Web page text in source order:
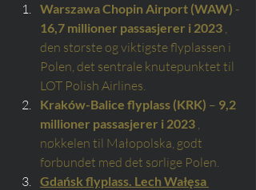
Warszawa Chopin Airport (WAW) -
16,7 millioner passasjerer i 2023 ,
den største og viktigste flyplassen i
Polen, det sentrale knutepunktet til
LOT Polish Airlines.
Kraków-Balice flyplass (KRK) – 9,2
millioner passasjerer i 2023 ,
nøkkelen til Małopolska, godt
forbundet med det sørlige Polen.
Gdańsk flyplass. Lech Wałęsa